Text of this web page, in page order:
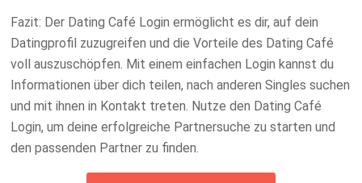
Fazit: Der Dating Café Login ermöglicht es dir, auf dein
Datingprofil zuzugreifen und die Vorteile des Dating Café
voll auszuschöpfen. Mit einem einfachen Login kannst du
Informationen über dich teilen, nach anderen Singles suchen
und mit ihnen in Kontakt treten. Nutze den Dating Café
Login, um deine erfolgreiche Partnersuche zu starten und
den passenden Partner zu finden.